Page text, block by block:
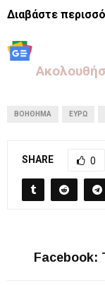
Διαβάστε
ΒΟΉΘΗΜΑ ΕΥΡΏ
SHARE 0
Facebook: